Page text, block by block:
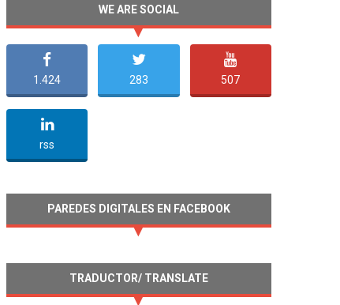
WE ARE SOCIAL
1.424 283 507
rss
PAREDES DIGITALES EN FACEBOOK
TRADUCTOR/ TRANSLATE